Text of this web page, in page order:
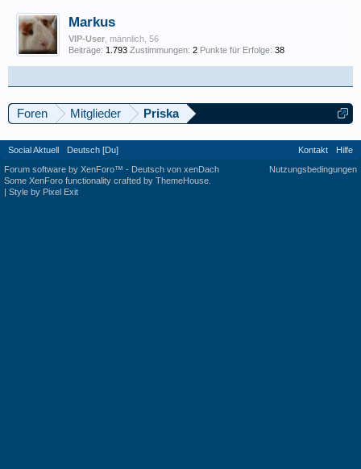
Markus
VIP-User , männlich, 56
Beiträge: 1.793 Zustimmungen: 2 Punkte für Erfolge: 38
Foren Mitglieder Priska
Social Aktuell Deutsch [Du] Kontakt
Hilfe
Nutzungsbedingungen
Forum software by XenForo™ - Deutsch von xenDach
Some XenForo functionality crafted by ThemeHouse
| Style by Pixel Exit